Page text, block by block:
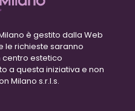
è gestito dalla Web
le richieste saranno
estetico
a questa iniziativa e non
Milano s.r.l.s.